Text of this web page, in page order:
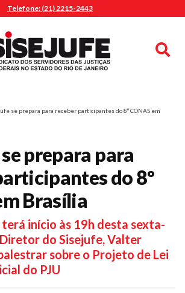
Telefone: (21) 2215-2443
se prepara para receber participantes do 8º CONAS em
prepara para
do 8º
Brasília
início às 19h desta sexta-
do Sisejufe, Valter
sobre o Projeto de Lei
do PJU